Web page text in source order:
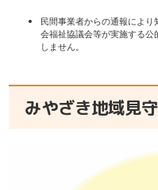
民間事業者からの通報によ
会福祉協議会等が実施する
しません。
みやざき地域見